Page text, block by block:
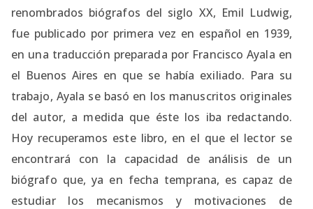
renombrados biógrafos del siglo XX, Emil Ludwig,
fue publicado por primera vez en español en 1939,
en una traducción preparada por Francisco Ayala en
el Buenos Aires en que se había exiliado. Para su
trabajo, Ayala se basó en los manuscritos originales
del autor, a medida que éste los iba redactando.
Hoy recuperamos este libro, en el que el lector se
encontrará con la capacidad de análisis de un
biógrafo que, ya en fecha temprana, es capaz de
estudiar los mecanismos y motivaciones de